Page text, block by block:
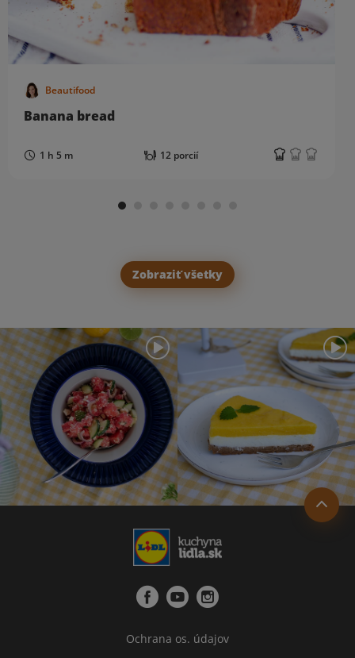
Beautifood
Banana bread
1 h 5 m 12 porcií
Zobraziť všetky
Ochrana os. údajov